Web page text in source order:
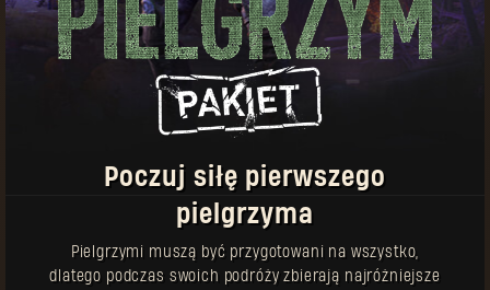
Przedmioty z tą ikoną można kupować wiele
razy
Do każdej broni dołączony jest unikatowy
schemat – odbierz go osobno w schowku w grze.
Poczuj siłę pierwszego
pielgrzyma
Pielgrzymi muszą być przygotowani na wszystko,
dlatego podczas swoich podróży zbierają najróżniejsze